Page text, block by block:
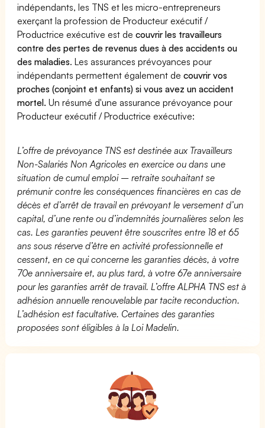
indépendants, les TNS et les micro-entrepreneurs
exerçant la profession de Producteur exécutif /
Productrice exécutive est decouvrir les travailleurs
contre des pertes de revenus dues à des accidents ou
des maladies. Les assurances prévoyances pour
indépendants permettent également decouvrir vos
proches (conjoint et enfants) si vous avez un accident
mortel. Un résumé d'une assurance prévoyance pour
Producteur exécutif / Productrice exécutive:
L’offre de prévoyance TNS est destinée aux Travailleurs
Non-Salariés Non Agricoles en exercice ou dans une
situation de cumul emploi – retraite souhaitant se
prémunir contre les conséquences financières en cas de
décès et d’arrêt de travail en prévoyant le versement d’un
capital, d’une rente ou d’indemnités journalières selon les
cas. Les garanties peuvent être souscrites entre 18 et 65
ans sous réserve d’être en activité professionnelle et
cessent, en ce qui concerne les garanties décès, à votre
70e anniversaire et, au plus tard, à votre 67e anniversaire
pour les garanties arrêt de travail. L’offre ALPHA TNS est à
adhésion annuelle renouvelable par tacite reconduction.
L’adhésion est facultative. Certaines des garanties
proposées sont éligibles à la Loi Madelin.